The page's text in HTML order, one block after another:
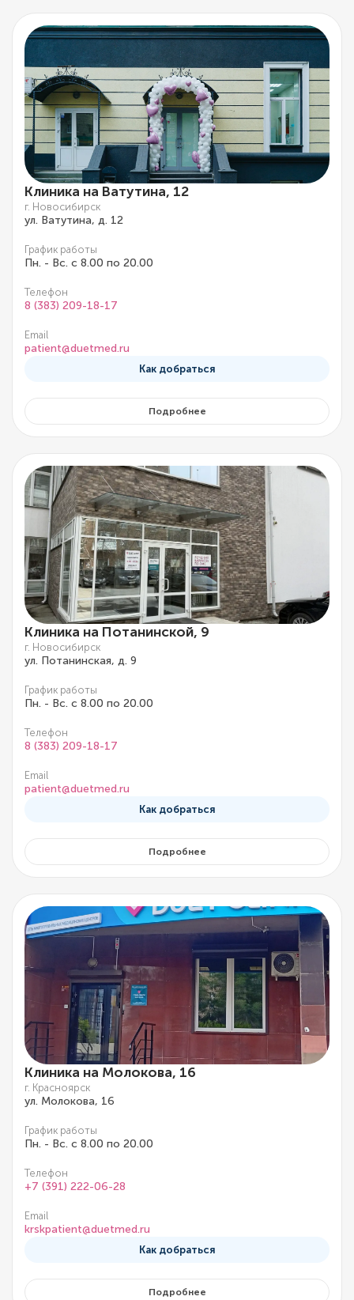
Клиника на Ватутина, 12
г. Новосибирск
ул. Ватутина, д. 12
График работы
Пн. - Вс. с 8.00 по 20.00
Телефон
8 (383) 209-18-17
Email
patient@duetmed.ru
Как добраться
Подробнее
Клиника на Потанинской, 9
г. Новосибирск
ул. Потанинская, д. 9
График работы
Пн. - Вс. с 8.00 по 20.00
Телефон
8 (383) 209-18-17
Email
patient@duetmed.ru
Как добраться
Подробнее
Клиника на Молокова, 16
г. Красноярск
ул. Молокова, 16
График работы
Пн. - Вс. с 8.00 по 20.00
Телефон
+7 (391) 222-06-28
Email
krskpatient@duetmed.ru
Как добраться
Подробнее